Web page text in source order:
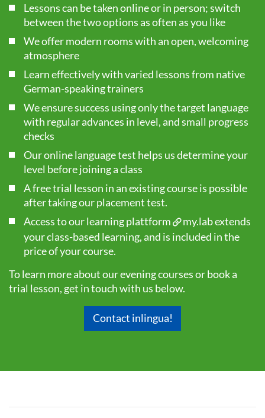
Lessons can be taken online or in person; switch
between the two options as often as you like
We offer modern rooms with an open, welcoming
atmosphere
Learn effectively with varied lessons from native
German-speaking trainers
We ensure success using only the target language
with regular advances in level, and small progress
checks
Our online language test helps us determine your
level before joining a class
A free trial lesson in an existing course is possible
after taking ourplacement test.
Access to our learning plattform
my.labextends
your class-based learning, and is included in the
price of your course.
To learn more about our evening courses or book a
trial lesson, get in touch with us below.
Contact inlingua!